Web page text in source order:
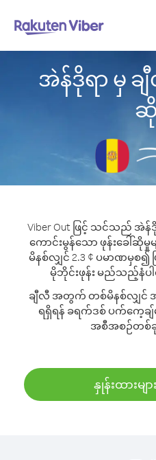
အဲန်ဒိုရာ မှ ခ
Viber Out ဖြင့် သင်သည် အဲ
ကောင်းမွန်သော ဖုန်းခေါ်ဆို
မိနစ်လျှင် 2.3 ¢ ပမာဏမှစ၍
မိုဘိုင်းဖုန်း မည်သည့်နံပ
ချီလီ အတွက် တစ်မိနစ်လျှင် အ
ရရှိရန် ခရက်ဒစ် ပက်ကေ့ချ်
အစီအစဉ်တစ်
နှုန်းထားမျ